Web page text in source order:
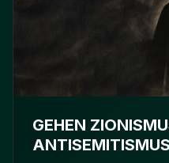
GEHEN